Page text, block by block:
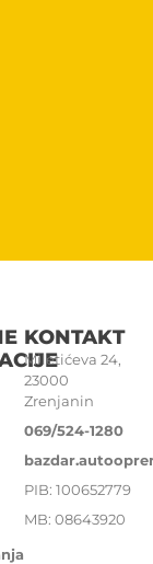
KONTAKT
Miletićeva 24,
23000
Zrenjanin
069/524-1280
PIB: 100652779
MB: 08643920